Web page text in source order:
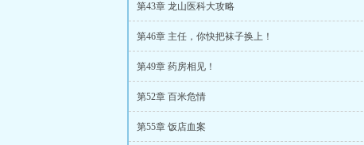
第43章 龙山医科大攻略
第46章 主任，你快把袜子换上！
第49章 药房相见！
第52章 百米危情
第55章 饭店血案